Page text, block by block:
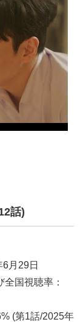
話)
月29日
国視聴率：
(第1話/2025年